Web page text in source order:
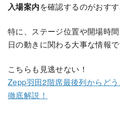
入場案内を確認するのがおすす
特に、ステージ位置や開場時
日の動きに関わる大事な情報で
こちらも見逃せない！
Zepp羽田2階席最後列からど
徹底解説！